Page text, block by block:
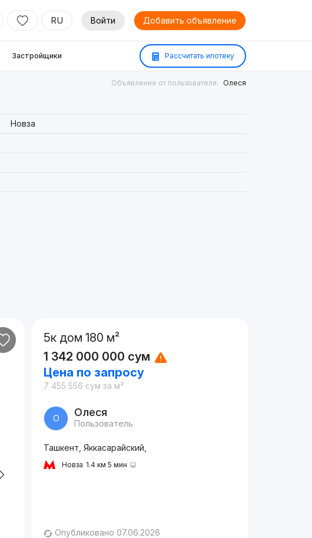
RU Войти Добавить объявление
Застройщики Рассчитать ипотеку
Объявление от пользователя: Олеся
Новза
5к дом 180 м²
1 342 000 000 сум
Цена по запросу
7 455 556 сум за м²
О Олеся
Пользователь
Ташкент, Яккасарайский,
Новза 1.4 км 5 мин
Опубликовано 07.06.2026